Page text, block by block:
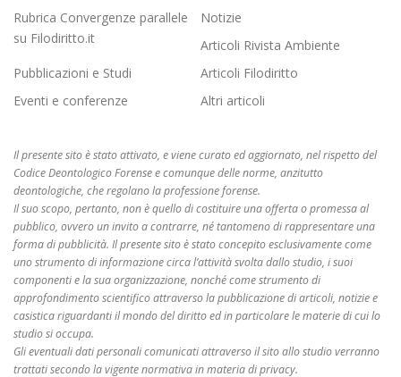
Rubrica Convergenze parallele
su Filodiritto.it
Notizie
Articoli Rivista Ambiente
Pubblicazioni e Studi
Articoli Filodiritto
Eventi e conferenze
Altri articoli
Il presente sito è stato attivato, e viene curato ed aggiornato, nel rispetto del
Codice Deontologico Forense e comunque delle norme, anzitutto
deontologiche, che regolano la professione forense.
Il suo scopo, pertanto, non è quello di costituire una offerta o promessa al
pubblico, ovvero un invito a contrarre, né tantomeno di rappresentare una
forma di pubblicità. Il presente sito è stato concepito esclusivamente come
uno strumento di informazione circa l’attività svolta dallo studio, i suoi
componenti e la sua organizzazione, nonché come strumento di
approfondimento scientifico attraverso la pubblicazione di articoli, notizie e
casistica riguardanti il mondo del diritto ed in particolare le materie di cui lo
studio si occupa.
Gli eventuali dati personali comunicati attraverso il sito allo studio verranno
trattati secondo la vigente normativa in materia di privacy.